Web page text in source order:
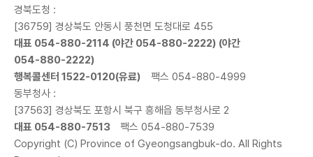
경북도청 :
[36759] 경상북도 안동시 풍천면 도청대로 455
대표 054-880-2114 (야간 054-880-2222) (야간
054-880-2222)
행복콜센터 1522-0120(유료)
팩스 054-880-4999
동부청사 :
[37563] 경상북도 포항시 북구 흥해읍 동부청사로 2
대표 054-880-7513
팩스 054-880-7539
Copyright (C) Province of Gyeongsangbuk-do. All Rights